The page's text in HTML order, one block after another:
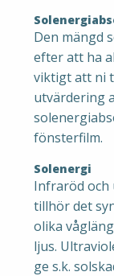
Den mängd
efter att ha
viktigt att ni
utvärdering
fönsterfilm.
Solenergi
Infraröd och
tillhör det
olika
ljus.
ge s.k.